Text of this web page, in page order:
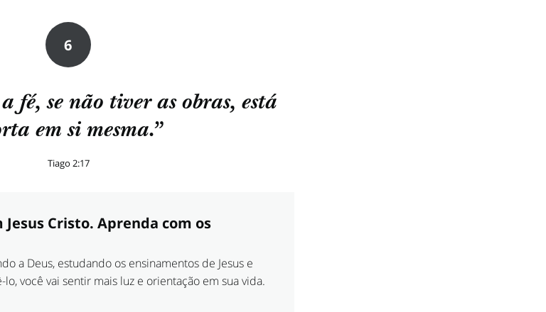
6
fé, se não tiver as obras, está
em si mesma.”
Tiago 2:17
Cristo. Aprenda com os
a Deus, estudando os ensinamentos de Jesus e
você vai sentir mais luz e orientação em sua vida.